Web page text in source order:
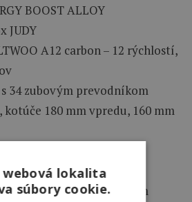
BOOST ALLOY
JUDY
A12 carbon – 12 rýchlostí,
34 zubovým prevodníkom
kotúče 180 mm vpredu, 160 mm
Race 29×2,25
A6045BT Flat 700 mm
lokalita
súbory cookie.